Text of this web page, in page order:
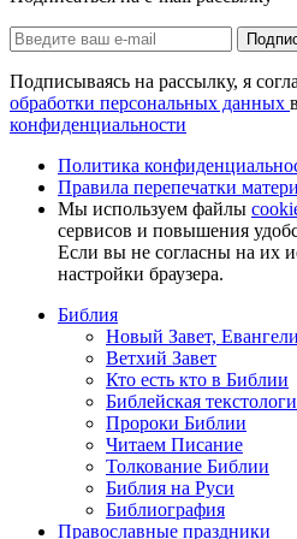
Подписываясь на рассылку, я
обработки персональных данных
конфиденциальности
Политика
Правила перепечатки
Мы используем файлы
сервисов и повышения
Если вы не согласны на их
настройки браузера.
Библия
Новый Завет,
Ветхий Завет
Кто есть кто в Библии
Библейская
Пророки Библии
Читаем Писание
Толкование Библии
Библия на Руси
Библиография
Православные праздники